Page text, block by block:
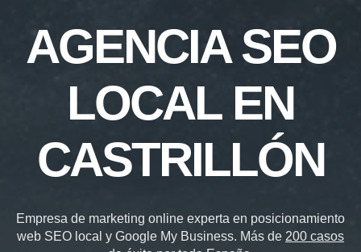
AGENCIA SEO
LOCAL EN
CASTRILLÓN
Empresa de marketing online experta en posicionamiento
web SEO local y Google My Business. Más de 200 casos